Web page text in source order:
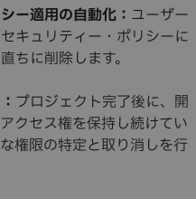
ー適用の自動化： ユーザー
キュリティー・ポリシーに
ちに削除します。
プロジェクト完了後に、開
クセス権を保持し続けてい
権限の特定と取り消しを行